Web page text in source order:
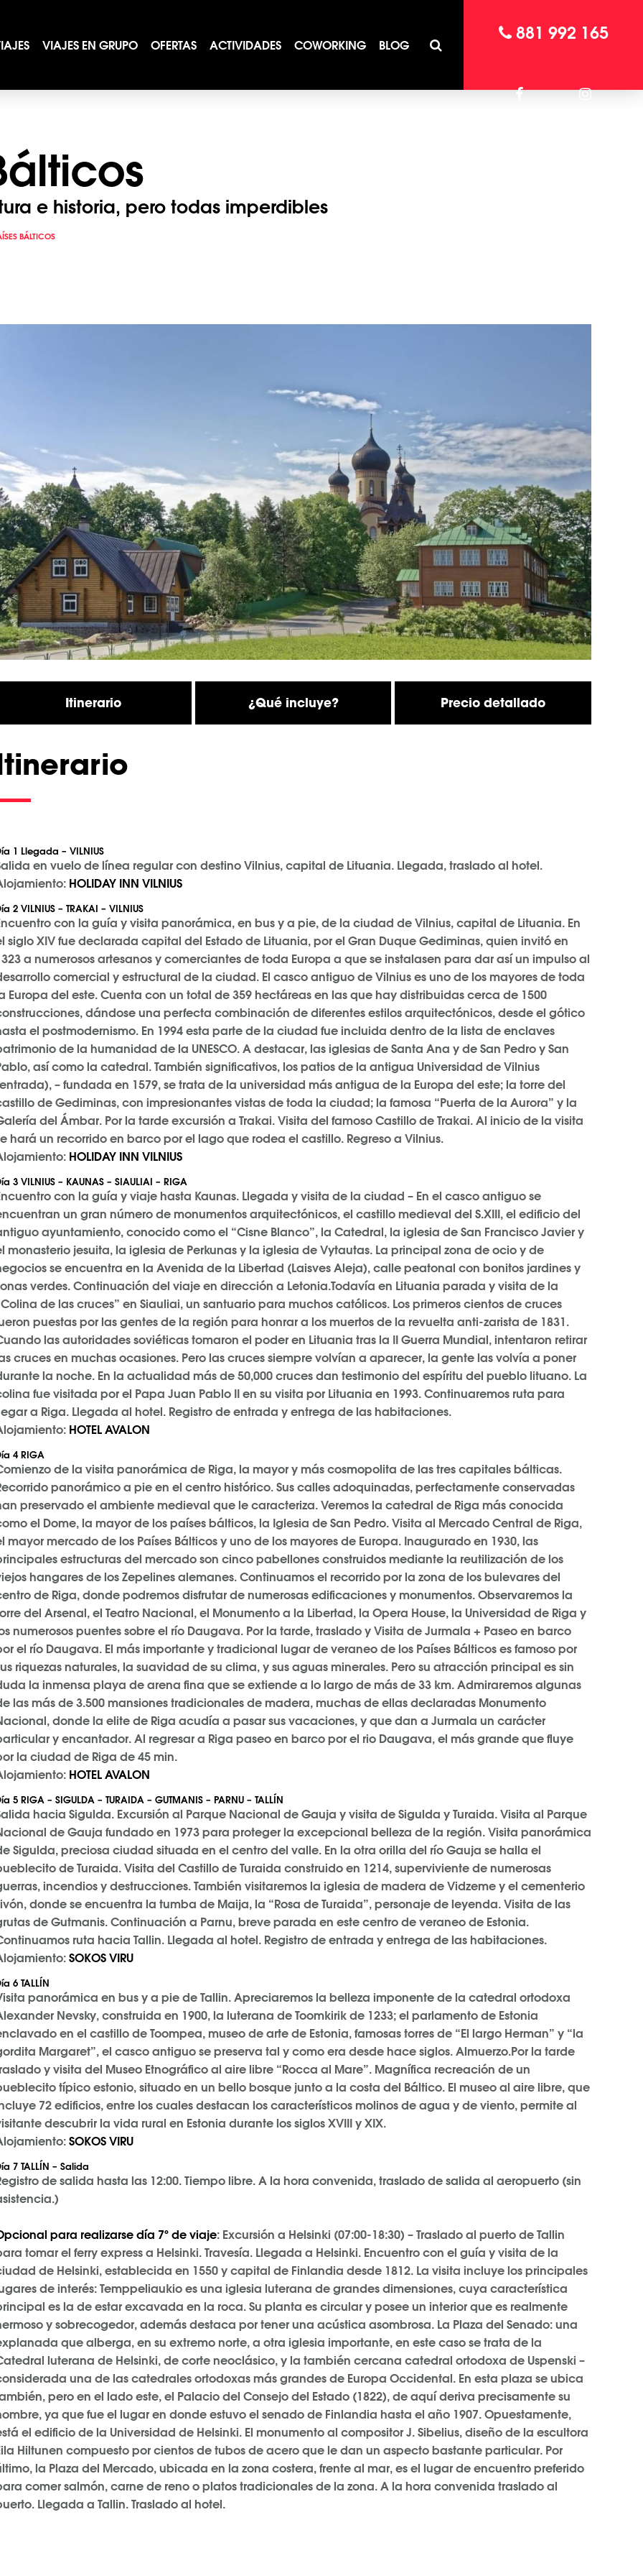
VIAJES EN GRUPO OFERTAS ACTIVIDADES COWORKING BLOG
881 992 165
e historia, pero todas imperdibles
BÁLTICOS
Itinerario ¿Qué incluye? Precio detallado
1 Llegada – VILNIUS
en vuelo de línea regular con destino Vilnius, capital de Lituania. Llegada, traslado al hotel.
HOLIDAY INN VILNIUS
2 VILNIUS – TRAKAI – VILNIUS
con la guía y visita panorámica, en bus y a pie, de la ciudad de Vilnius, capital de Lituania. En
siglo XIV fue declarada capital del Estado de Lituania, por el Gran Duque Gediminas, quien invitó en
a numerosos artesanos y comerciantes de toda Europa a que se instalasen para dar así un impulso al
comercial y estructural de la ciudad. El casco antiguo de Vilnius es uno de los mayores de toda
Europa del este. Cuenta con un total de 359 hectáreas en las que hay distribuidas cerca de 1500
dándose una perfecta combinación de diferentes estilos arquitectónicos, desde el gótico
el postmodernismo. En 1994 esta parte de la ciudad fue incluida dentro de la lista de enclaves
de la humanidad de la UNESCO. A destacar, las iglesias de Santa Ana y de San Pedro y San
así como la catedral. También significativos, los patios de la antigua Universidad de Vilnius
– fundada en 1579, se trata de la universidad más antigua de la Europa del este; la torre del
de Gediminas, con impresionantes vistas de toda la ciudad; la famosa “Puerta de la Aurora” y la
del Ámbar. Por la tarde excursión a Trakai. Visita del famoso Castillo de Trakai. Al inicio de la visita
hará un recorrido en barco por el lago que rodea el castillo. Regreso a Vilnius.
HOLIDAY INN VILNIUS
3 VILNIUS – KAUNAS – SIAULIAI – RIGA
con la guía y viaje hasta Kaunas. Llegada y visita de la ciudad – En el casco antiguo se
un gran número de monumentos arquitectónicos, el castillo medieval del S.XIII, el edificio del
ayuntamiento, conocido como el “Cisne Blanco”, la Catedral, la iglesia de San Francisco Javier y
monasterio jesuita, la iglesia de Perkunas y la iglesia de Vytautas. La principal zona de ocio y de
se encuentra en la Avenida de la Libertad (Laisves Aleja), calle peatonal con bonitos jardines y
verdes. Continuación del viaje en dirección a Letonia.Todavía en Lituania parada y visita de la
de las cruces” en Siauliai, un santuario para muchos católicos. Los primeros cientos de cruces
puestas por las gentes de la región para honrar a los muertos de la revuelta anti-zarista de 1831.
las autoridades soviéticas tomaron el poder en Lituania tras la II Guerra Mundial, intentaron retirar
cruces en muchas ocasiones. Pero las cruces siempre volvían a aparecer, la gente las volvía a poner
la noche. En la actualidad más de 50,000 cruces dan testimonio del espíritu del pueblo lituano. La
fue visitada por el Papa Juan Pablo II en su visita por Lituania en 1993. Continuaremos ruta para
a Riga. Llegada al hotel. Registro de entrada y entrega de las habitaciones.
HOTEL AVALON
4 RIGA
de la visita panorámica de Riga, la mayor y más cosmopolita de las tres capitales bálticas.
panorámico a pie en el centro histórico. Sus calles adoquinadas, perfectamente conservadas
preservado el ambiente medieval que le caracteriza. Veremos la catedral de Riga más conocida
el Dome, la mayor de los países bálticos, la Iglesia de San Pedro. Visita al Mercado Central de Riga,
mayor mercado de los Países Bálticos y uno de los mayores de Europa. Inaugurado en 1930, las
estructuras del mercado son cinco pabellones construidos mediante la reutilización de los
hangares de los Zepelines alemanes. Continuamos el recorrido por la zona de los bulevares del
de Riga, donde podremos disfrutar de numerosas edificaciones y monumentos. Observaremos la
del Arsenal, el Teatro Nacional, el Monumento a la Libertad, la Opera House, la Universidad de Riga y
numerosos puentes sobre el río Daugava. Por la tarde, traslado y Visita de Jurmala + Paseo en barco
el río Daugava. El más importante y tradicional lugar de veraneo de los Países Bálticos es famoso por
riquezas naturales, la suavidad de su clima, y sus aguas minerales. Pero su atracción principal es sin
la inmensa playa de arena fina que se extiende a lo largo de más de 33 km. Admiraremos algunas
las más de 3.500 mansiones tradicionales de madera, muchas de ellas declaradas Monumento
donde la elite de Riga acudía a pasar sus vacaciones, y que dan a Jurmala un carácter
y encantador. Al regresar a Riga paseo en barco por el rio Daugava, el más grande que fluye
la ciudad de Riga de 45 min.
HOTEL AVALON
5 RIGA – SIGULDA – TURAIDA – GUTMANIS – PARNU – TALLÍN
hacia Sigulda. Excursión al Parque Nacional de Gauja y visita de Sigulda y Turaida. Visita al Parque
de Gauja fundado en 1973 para proteger la excepcional belleza de la región. Visita panorámica
Sigulda, preciosa ciudad situada en el centro del valle. En la otra orilla del río Gauja se halla el
de Turaida. Visita del Castillo de Turaida construido en 1214, superviviente de numerosas
incendios y destrucciones. También visitaremos la iglesia de madera de Vidzeme y el cementerio
donde se encuentra la tumba de Maija, la “Rosa de Turaida”, personaje de leyenda. Visita de las
de Gutmanis. Continuación a Parnu, breve parada en este centro de veraneo de Estonia.
ruta hacia Tallin. Llegada al hotel. Registro de entrada y entrega de las habitaciones.
SOKOS VIRU
6 TALLÍN
panorámica en bus y a pie de Tallin. Apreciaremos la belleza imponente de la catedral ortodoxa
Nevsky, construida en 1900, la luterana de Toomkirik de 1233; el parlamento de Estonia
en el castillo de Toompea, museo de arte de Estonia, famosas torres de “El largo Herman” y “la
Margaret”, el casco antiguo se preserva tal y como era desde hace siglos. Almuerzo.Por la tarde
y visita del Museo Etnográfico al aire libre “Rocca al Mare”. Magnífica recreación de un
típico estonio, situado en un bello bosque junto a la costa del Báltico. El museo al aire libre, que
72 edificios, entre los cuales destacan los característicos molinos de agua y de viento, permite al
descubrir la vida rural en Estonia durante los siglos XVIII y XIX.
SOKOS VIRU
7 TALLÍN – Salida
de salida hasta las 12:00. Tiempo libre. A la hora convenida, traslado de salida al aeropuerto (sin
para realizarse día 7º de viaje: Excursión a Helsinki (07:00-18:30) – Traslado al puerto de Tallin
tomar el ferry express a Helsinki. Travesía. Llegada a Helsinki. Encuentro con el guía y visita de la
de Helsinki, establecida en 1550 y capital de Finlandia desde 1812. La visita incluye los principales
de interés: Temppeliaukio es una iglesia luterana de grandes dimensiones, cuya característica
es la de estar excavada en la roca. Su planta es circular y posee un interior que es realmente
y sobrecogedor, además destaca por tener una acústica asombrosa. La Plaza del Senado: una
que alberga, en su extremo norte, a otra iglesia importante, en este caso se trata de la
luterana de Helsinki, de corte neoclásico, y la también cercana catedral ortodoxa de Uspenski –
una de las catedrales ortodoxas más grandes de Europa Occidental. En esta plaza se ubica
pero en el lado este, el Palacio del Consejo del Estado (1822), de aquí deriva precisamente su
ya que fue el lugar en donde estuvo el senado de Finlandia hasta el año 1907. Opuestamente,
el edificio de la Universidad de Helsinki. El monumento al compositor J. Sibelius, diseño de la escultora
Hiltunen compuesto por cientos de tubos de acero que le dan un aspecto bastante particular. Por
la Plaza del Mercado, ubicada en la zona costera, frente al mar, es el lugar de encuentro preferido
comer salmón, carne de reno o platos tradicionales de la zona. A la hora convenida traslado al
Llegada a Tallin. Traslado al hotel.